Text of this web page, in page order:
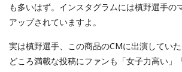
も多いはず。インスタグラムには槙野選手の
アップされていますよ。
実は槙野選手、この商品のCMに出演してい
どころ満載な投稿にファンも「女子力高い」